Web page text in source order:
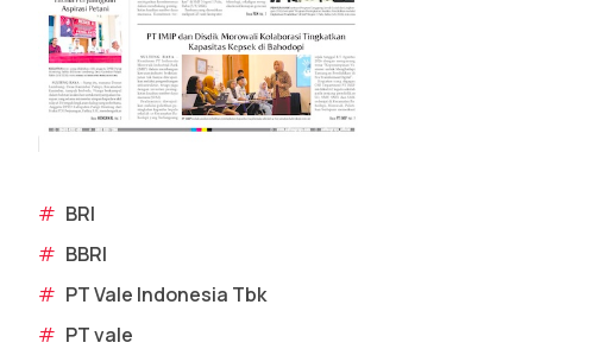
# BRI
# BBRI
# PT Vale Indonesia Tbk
# PT vale